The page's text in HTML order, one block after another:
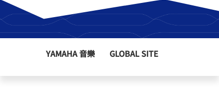
YAMAHA 音樂 GLOBAL SITE